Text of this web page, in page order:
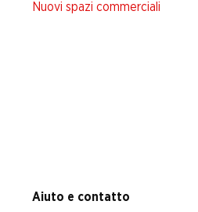
Nuovi spazi commerciali
Aiuto e contatto